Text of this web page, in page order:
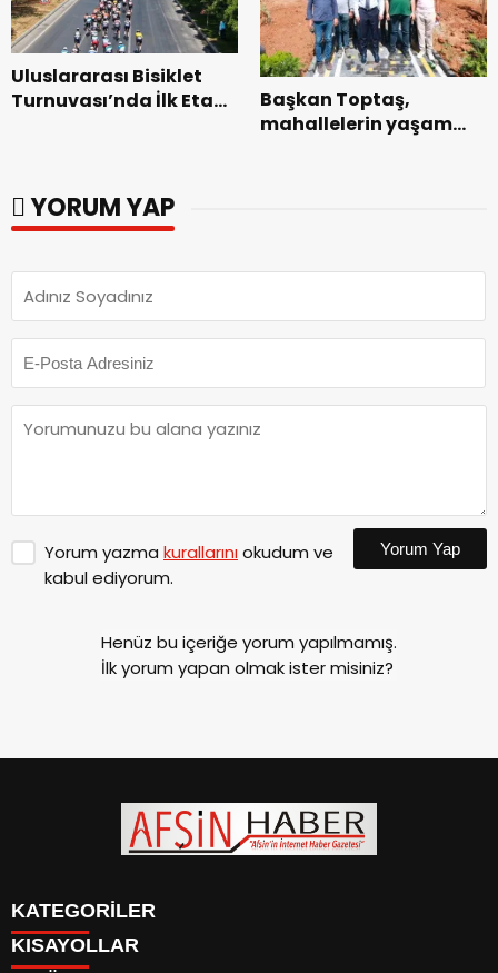
Uluslararası Bisiklet
Turnuvası’nda İlk Etap
Başkan Toptaş,
mahallelerin yaşam
YORUM YAP
Yorum yazma kurallarınıokudum ve
kabul ediyorum.
Yorum Yap
Henüz bu içeriğe yorum yapılmamış.
İlk yorum yapan olmak ister misiniz?
KATEGORİLER
SİYASET
KISAYOLLAR